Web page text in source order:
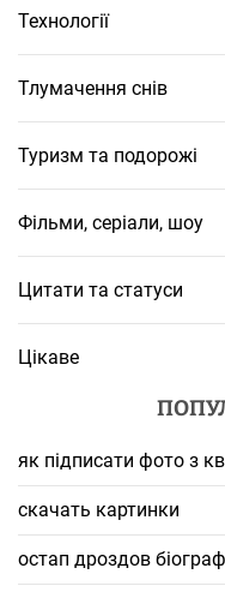
Технології
Тлумачення снів
Туризм та подорожі
Фільми, серіали, шоу
Цитати та статуси
Цікаве
як підписати фото з
скачать картинки
остап дроздов